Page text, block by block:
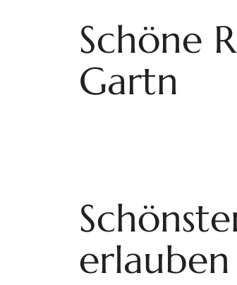
Schöne
Gartn
erlauben